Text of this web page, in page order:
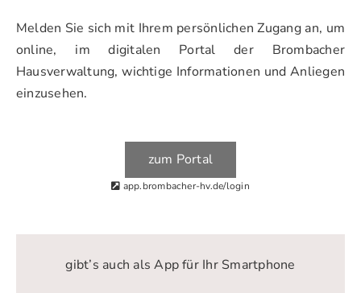
Melden Sie sich mit Ihrem persönlichen Zugang an, um
online, im digitalen Portal der Brombacher
Hausverwaltung, wichtige Informationen und Anliegen
einzusehen.
gibt’s auch als App für Ihr Smartphone
zum Portal
app.brombacher-hv.de/login